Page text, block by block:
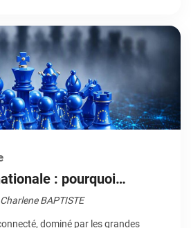
satellite s’impose comme une […]
: pourquoi
se tournent
Charlene BAPTISTE
dominé par les grandes